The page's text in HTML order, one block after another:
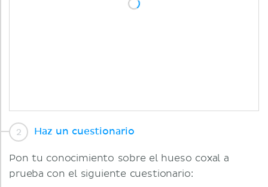
Haz un cuestionario
Pon tu conocimiento sobre el hueso coxal a
prueba con el siguiente cuestionario: